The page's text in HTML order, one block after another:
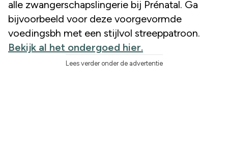
alle zwangerschapslingerie bij Prénatal. Ga
bijvoorbeeld voor deze voorgevormde
voedingsbh met een stijlvol streeppatroon.
Bekijk al het ondergoed hier.
Lees verder onder de advertentie